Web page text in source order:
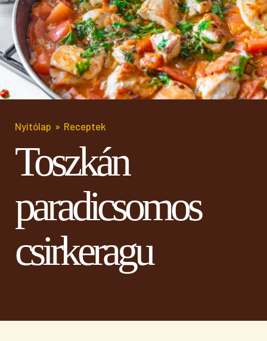
Nyitólap Receptek
Toszkán
paradicsomos
csirkeragu